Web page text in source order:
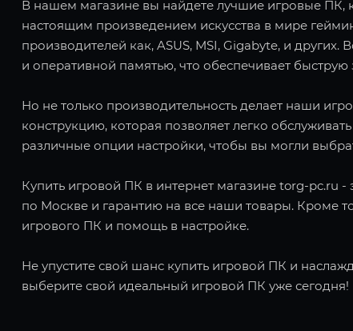
В нашем магазине вы найдете лучшие игровые ПК,
настоящим произведением искусства в мире
производителей как, ASUS, MSI, Gigabyte, и
и оперативной памятью, что обеспечивает
Но не только производительность делает наши
конструкцию, которая позволяет легко
различные опции настройки, чтобы вы могли
Купить игровой ПК в интернет магазине torg-pc.ru
по Москве и гарантию на все наши товары. Кроме
игрового ПК и помощь в настройке.
Не упустите свой шанс купить игровой ПК и
выберите свой идеальный игровой ПК уже сегодня!